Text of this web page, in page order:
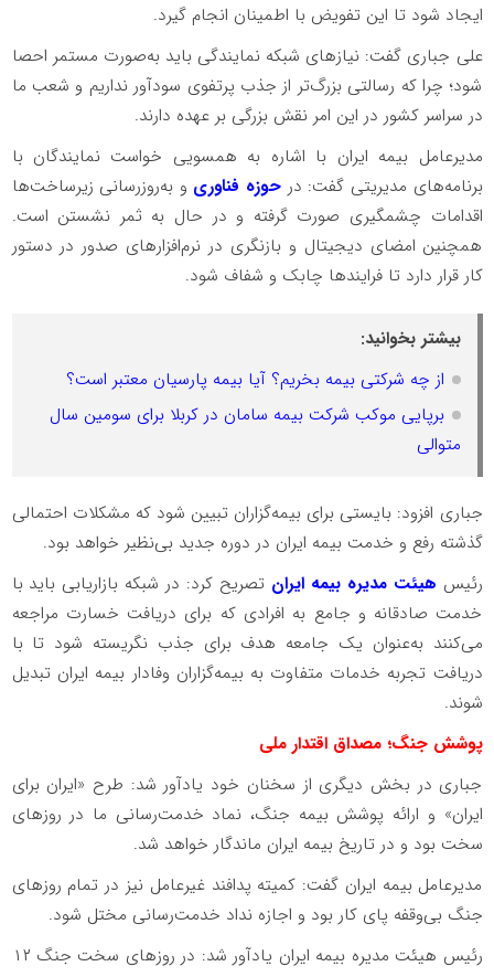
ایجاد شود تا این تفویض با اطمینان انجام گیرد.
علی جباری گفت: نیازهای شبکه نمایندگی باید به‌صورت مستمر احصا
شود؛ چرا که رسالتی بزرگ‌تر از جذب پرتفوی سودآور نداریم و شعب ما
در سراسر کشور در این امر نقش بزرگی بر عهده دارند.
مدیرعامل بیمه ایران با اشاره به همسویی خواست نمایندگان با
برنامه‌های مدیریتی گفت: در حوزه فناوری و به‌روزرسانی زیرساخت‌ها
اقدامات چشمگیری صورت گرفته و در حال به ثمر نشستن است.
همچنین امضای دیجیتال و بازنگری در نرم‌افزارهای صدور در دستور
کار قرار دارد تا فرایندها چابک و شفاف شود.
بیشتر بخوانید:
از چه شرکتی بیمه بخریم؟ آیا بیمه پارسیان معتبر است؟
برپایی موکب شرکت بیمه سامان در کربلا برای سومین سال
متوالی
جباری افزود: بایستی برای بیمه‌گزاران تبیین شود که مشکلات احتمالی
گذشته رفع و خدمت بیمه ایران در دوره جدید بی‌نظیر خواهد بود.
رئیس هیئت مدیره بیمه ایران تصریح کرد: در شبکه بازاریابی باید با
خدمت صادقانه و جامع به افرادی که برای دریافت خسارت مراجعه
می‌کنند به‌عنوان یک جامعه هدف برای جذب نگریسته شود تا با
دریافت تجربه خدمات متفاوت به بیمه‌گزاران وفادار بیمه ایران تبدیل
شوند.
پوشش جنگ؛ مصداق اقتدار ملی
جباری در بخش دیگری از سخنان خود یادآور شد: طرح «ایران برای
ایران» و ارائه پوشش بیمه جنگ، نماد خدمت‌رسانی ما در روزهای
سخت بود و در تاریخ بیمه ایران ماندگار خواهد شد.
مدیرعامل بیمه ایران گفت: کمیته پدافند غیرعامل نیز در تمام روزهای
جنگ بی‌وقفه پای کار بود و اجازه نداد خدمت‌رسانی مختل شود.
رئیس هیئت مدیره بیمه ایران یادآور شد: در روزهای سخت جنگ ۱۲